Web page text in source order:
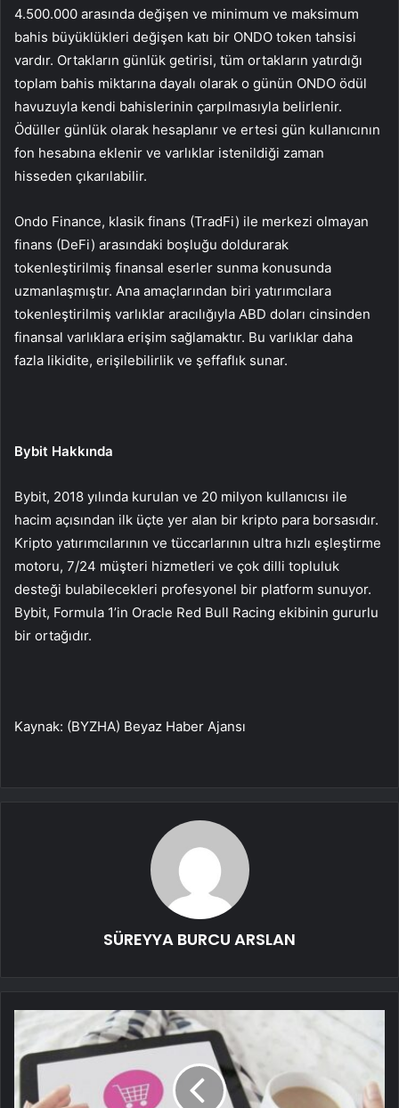
4.500.000 arasında değişen ve minimum ve maksimum
bahis büyüklükleri değişen katı bir ONDO token tahsisi
vardır. Ortakların günlük getirisi, tüm ortakların yatırdığı
toplam bahis miktarına dayalı olarak o günün ONDO ödül
havuzuyla kendi bahislerinin çarpılmasıyla belirlenir.
Ödüller günlük olarak hesaplanır ve ertesi gün kullanıcının
fon hesabına eklenir ve varlıklar istenildiği zaman
hisseden çıkarılabilir.
Ondo Finance, klasik finans (TradFi) ile merkezi olmayan
finans (DeFi) arasındaki boşluğu doldurarak
tokenleştirilmiş finansal eserler sunma konusunda
uzmanlaşmıştır. Ana amaçlarından biri yatırımcılara
tokenleştirilmiş varlıklar aracılığıyla ABD doları cinsinden
finansal varlıklara erişim sağlamaktır. Bu varlıklar daha
fazla likidite, erişilebilirlik ve şeffaflık sunar.
Bybit Hakkında
Bybit, 2018 yılında kurulan ve 20 milyon kullanıcısı ile
hacim açısından ilk üçte yer alan bir kripto para borsasıdır.
Kripto yatırımcılarının ve tüccarlarının ultra hızlı eşleştirme
motoru, 7/24 müşteri hizmetleri ve çok dilli topluluk
desteği bulabilecekleri profesyonel bir platform sunuyor.
Bybit, Formula 1’in Oracle Red Bull Racing ekibinin gururlu
bir ortağıdır.
Kaynak: (BYZHA) Beyaz Haber Ajansı
SÜREYYA BURCU ARSLAN